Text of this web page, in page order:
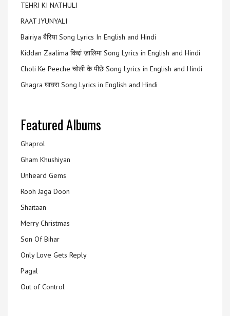
TEHRI KI NATHULI
RAAT JYUNYALI
Bairiya बैरिया Song Lyrics In English and Hindi
Kiddan Zaalima किद्दां ज़ालिमा Song Lyrics in English and Hindi
Choli Ke Peeche चोली के पीछे Song Lyrics in English and Hindi
Ghagra घाघरा Song Lyrics in English and Hindi
Featured Albums
Ghaprol
Gham Khushiyan
Unheard Gems
Rooh Jaga Doon
Shaitaan
Merry Christmas
Son Of Bihar
Only Love Gets Reply
Pagal
Out of Control